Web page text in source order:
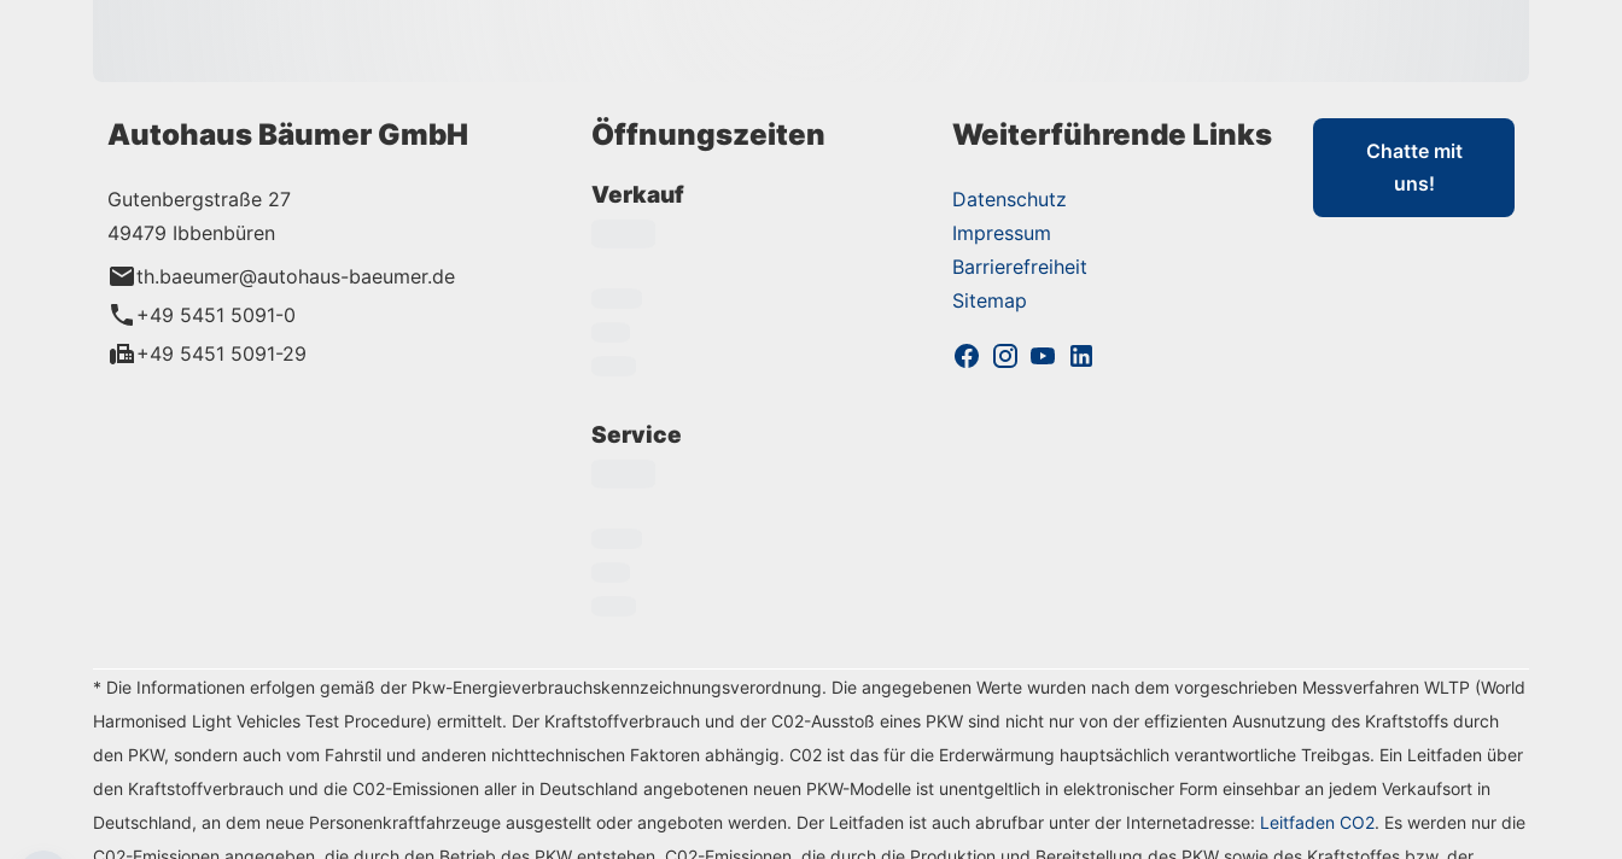
Autohaus Bäumer GmbH
Gutenbergstraße 27
49479 Ibbenbüren
th.baeumer@autohaus-baeumer.de
+49 5451 5091-0
+49 5451 5091-29
Öffnungszeiten
Verkauf
Service
Weiterführende Links
Datenschutz
Impressum
Barrierefreiheit
Sitemap
Chatte mit
uns!
* Die Informationen erfolgen gemäß der Pkw-Energieverbrauchskennzeichnungsverordnung. Die angegebenen Werte wurden nach dem vorgeschrieben Messverfahren WLTP (World
Harmonised Light Vehicles Test Procedure) ermittelt. Der Kraftstoffverbrauch und der C02-Ausstoß eines PKW sind nicht nur von der effizienten Ausnutzung des Kraftstoffs durch
den PKW, sondern auch vom Fahrstil und anderen nichttechnischen Faktoren abhängig. C02 ist das für die Erderwärmung hauptsächlich verantwortliche Treibgas. Ein Leitfaden über
den Kraftstoffverbrauch und die C02-Emissionen aller in Deutschland angebotenen neuen PKW-Modelle ist unentgeltlich in elektronischer Form einsehbar an jedem Verkaufsort in
Deutschland, an dem neue Personenkraftfahrzeuge ausgestellt oder angeboten werden. Der Leitfaden ist auch abrufbar unter der Internetadresse: Leitfaden CO2. Es werden nur die